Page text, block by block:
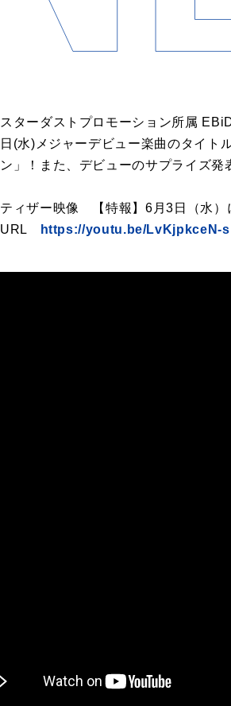
スターダストプロモーション所属
日(水)メジャーデビュー楽曲のタイト
ン」！また、デビューのサプライズ発
ティザー映像 【特報】6月3日（水）
URL
https://youtu.be/LvKjpkceN-s